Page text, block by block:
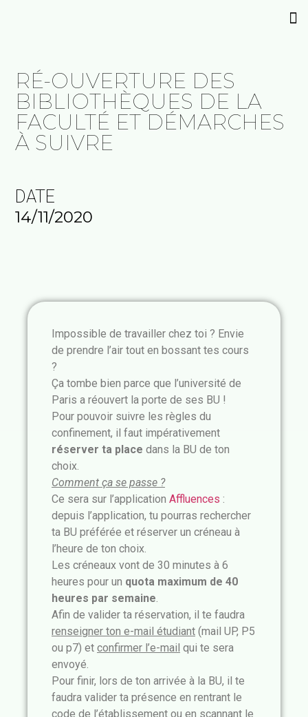
RÉ-OUVERTURE DES
BIBLIOTHÈQUES DE LA
FACULTÉ ET DÉMARCHES
À SUIVRE
DATE
14/11/2020
Impossible de travailler chez toi ? Envie
de prendre l’air tout en bossant tes cours
?
Ça tombe bien parce que l’université de
Paris a réouvert la porte de ses BU !
Pour pouvoir suivre les règles du
confinement, il faut impérativement
réserver ta place dans la BU de ton
choix.
Comment ça se passe ?
Ce sera sur l’application Affluences :
depuis l’application, tu pourras rechercher
ta BU préférée et réserver un créneau à
l’heure de ton choix.
Les créneaux vont de 30 minutes à 6
heures pour un quota maximum de 40
heures par semaine.
Afin de valider ta réservation, il te faudra
renseigner ton e-mail étudiant (mail UP, P5
ou p7) et confirmer l’e-mail qui te sera
envoyé.
Pour finir, lors de ton arrivée à la BU, il te
faudra valider ta présence en rentrant le
code de l’établissement ou en scannant le